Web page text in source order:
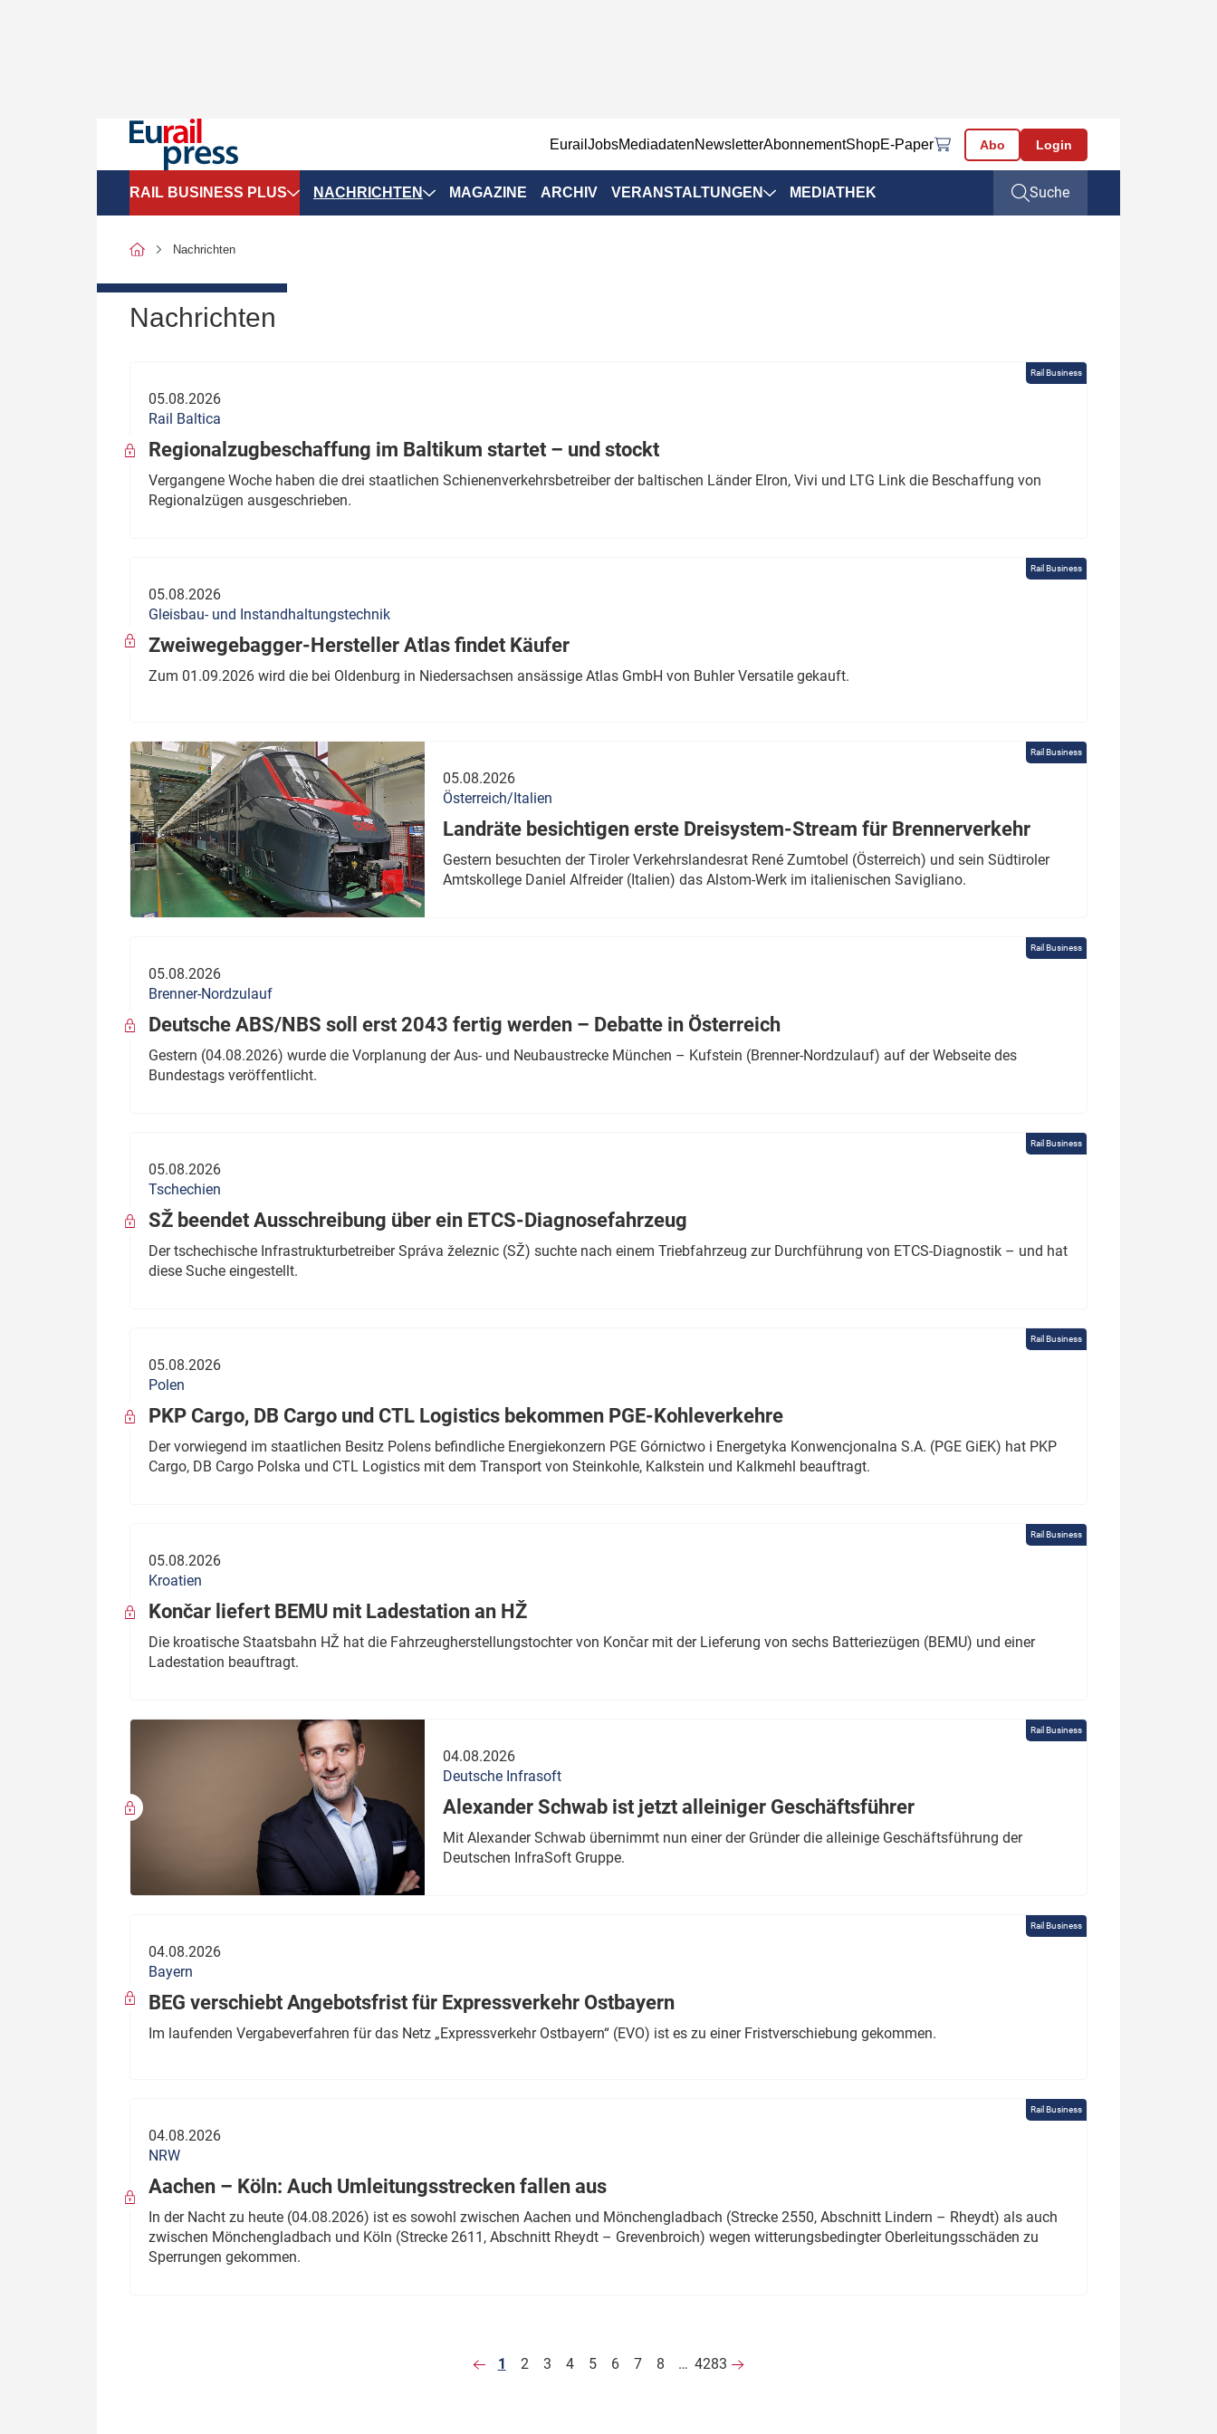
EurailJobsMediadatenNewsletterAbonnementShopE-Paper Abo Login
RAIL BUSINESS PLUS
SPNV-Marktdaten
Politik
Verbände: Wer spricht für
wen?
Thema des Monats
Dossier: Generalsanierung
Dossier: ETCS
NACHRICHTEN
Infrastruktur & Ausrüstung
ÖPNV
MAGAZINE ARCHIV VERANSTALTUNGEN MEDIATHEK Suche
Nachrichten
Nachrichten
Rail Business
05.08.2026
Rail Baltica
Regionalzugbeschaffung im Baltikum startet – und stockt
Vergangene Woche haben die drei staatlichen Schienenverkehrsbetreiber der baltischen Länder Elron, Vivi und LTG Link die Beschaffung von
Regionalzügen ausgeschrieben.
Rail Business
05.08.2026
Gleisbau- und Instandhaltungstechnik
Zweiwegebagger-Hersteller Atlas findet Käufer
Zum 01.09.2026 wird die bei Oldenburg in Niedersachsen ansässige Atlas GmbH von Buhler Versatile gekauft.
Rail Business
05.08.2026
Österreich/Italien
Landräte besichtigen erste Dreisystem-Stream für Brennerverkehr
Gestern besuchten der Tiroler Verkehrslandesrat René Zumtobel (Österreich) und sein Südtiroler
Amtskollege Daniel Alfreider (Italien) das Alstom-Werk im italienischen Savigliano.
Rail Business
05.08.2026
Brenner-Nordzulauf
Deutsche ABS/NBS soll erst 2043 fertig werden – Debatte in Österreich
Gestern (04.08.2026) wurde die Vorplanung der Aus- und Neubaustrecke München – Kufstein (Brenner-Nordzulauf) auf der Webseite des
Bundestags veröffentlicht.
Rail Business
05.08.2026
Tschechien
SŽ beendet Ausschreibung über ein ETCS-Diagnosefahrzeug
Der tschechische Infrastrukturbetreiber Správa železnic (SŽ) suchte nach einem Triebfahrzeug zur Durchführung von ETCS-Diagnostik – und hat
diese Suche eingestellt.
Rail Business
05.08.2026
Polen
PKP Cargo, DB Cargo und CTL Logistics bekommen PGE-Kohleverkehre
Der vorwiegend im staatlichen Besitz Polens befindliche Energiekonzern PGE Górnictwo i Energetyka Konwencjonalna S.A. (PGE GiEK) hat PKP
Cargo, DB Cargo Polska und CTL Logistics mit dem Transport von Steinkohle, Kalkstein und Kalkmehl beauftragt.
Rail Business
05.08.2026
Kroatien
Končar liefert BEMU mit Ladestation an HŽ
Die kroatische Staatsbahn HŽ hat die Fahrzeugherstellungstochter von Končar mit der Lieferung von sechs Batteriezügen (BEMU) und einer
Ladestation beauftragt.
Rail Business
04.08.2026
Deutsche Infrasoft
Alexander Schwab ist jetzt alleiniger Geschäftsführer
Mit Alexander Schwab übernimmt nun einer der Gründer die alleinige Geschäftsführung der
Deutschen InfraSoft Gruppe.
Rail Business
04.08.2026
Bayern
BEG verschiebt Angebotsfrist für Expressverkehr Ostbayern
Im laufenden Vergabeverfahren für das Netz „Expressverkehr Ostbayern“ (EVO) ist es zu einer Fristverschiebung gekommen.
Rail Business
04.08.2026
NRW
Aachen – Köln: Auch Umleitungsstrecken fallen aus
In der Nacht zu heute (04.08.2026) ist es sowohl zwischen Aachen und Mönchengladbach (Strecke 2550, Abschnitt Lindern – Rheydt) als auch
zwischen Mönchengladbach und Köln (Strecke 2611, Abschnitt Rheydt – Grevenbroich) wegen witterungsbedingter Oberleitungsschäden zu
Sperrungen gekommen.
1 2 3 4 5 6 7 8 … 4283